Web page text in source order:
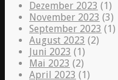
Dezember 2023 (1)
November 2023 (3)
September 2023 (1)
August 2023 (2)
Juni 2023 (1)
Mai 2023 (2)
April 2023 (1)